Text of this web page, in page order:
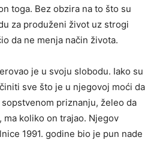
toga. Bez obzira na to što su
za produženi život uz strogi
da ne menja način života.
je u svoju slobodu. Iako su
sve što je u njegovoj moći da
priznanju, želeo da
ma koliko on trajao. Njegov
1991. godine bio je pun nade